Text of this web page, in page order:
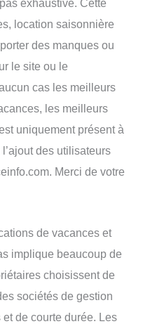
exhaustive. Cette
location saisonnière
des manques ou
le site ou le
cas les meilleurs
les meilleurs
uniquement présent à
des utilisateurs
Merci de votre
de vacances et
implique beaucoup de
choisissent de
sociétés de gestion
de courte durée. Les